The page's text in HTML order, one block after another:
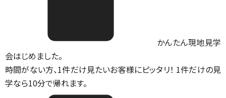
かんたん現地見学
会はじめました。
時間がない方、1件だけ見たいお客様にピッタリ！ 1件だけの見
学なら10分で帰れます。